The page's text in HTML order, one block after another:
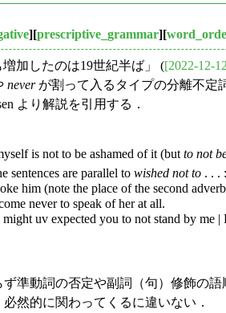
][prescriptive_grammar][
加したのは19世紀半ば」 ([2022-12-
neverが割って入るタイプの分離不定
より解説を引用する．
is not to be ashamed of it (but to not
sentences are parallel to wished not to . . . :
him (note the place of the second
never to speak of her at all.
uv expected you to not stand by me
動詞の否定や副詞（句）修飾の
然的に関わってくるに違いない．